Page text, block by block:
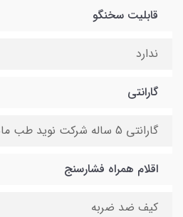
قابلیت سخنگو
ندارد
گارانتی
گارانتی 5 ساله شرکت نوید طب ماهان
اقلام همراه فشارسنج
کیف ضد ضربه